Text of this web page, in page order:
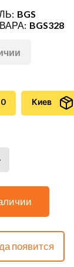
BGS
BGS328
0 Киев
появится